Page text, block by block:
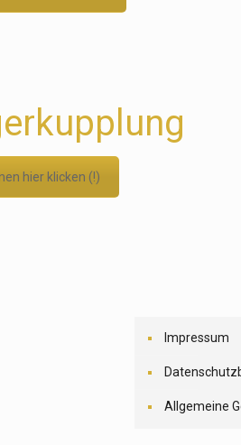
hier klicken (!)
Impressum
Allgemeine